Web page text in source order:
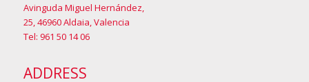
Avinguda Miguel Hernández,
25, 46960 Aldaia, Valencia
Tel: 961 50 14 06
ADDRESS